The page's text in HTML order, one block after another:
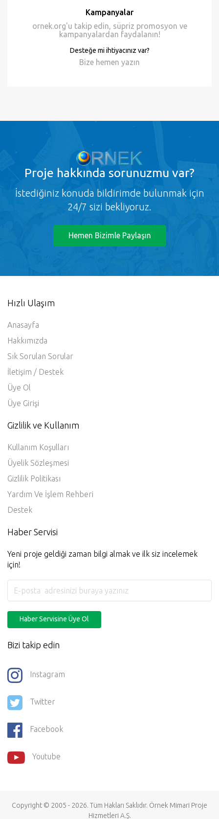
Kampanyalar
ornek.org'u takip edin, süpriz promosyon ve
kampanyalardan faydalanın!
Desteğe mi ihtiyacınız var?
Bize hemen yazın
Proje hakkında sorunuzmu var?
İstediğiniz konuda bildirimde bulunmak için
24/7 sizi bekliyoruz.
Hemen Bizimle Paylaşın
Hızlı Ulaşım
Anasayfa
Hakkımızda
Sık Sorulan Sorular
İletişim / Destek
Üye Ol
Üye Girişi
Gizlilik ve Kullanım
Kullanım Koşulları
Üyelik Sözleşmesi
Gizlilik Politikası
Yardım Ve İşlem Rehberi
Destek
Haber Servisi
Yeni proje geldiği zaman bilgi almak ve ilk siz incelemek
için!
Haber Servisine Üye Ol
Bizi takip edin
Instagram
Twitter
Facebook
Youtube
Copyright © 2005 - 2026. Tüm Hakları Saklıdır. Örnek Mimari Proje
Hizmetleri A.Ş.